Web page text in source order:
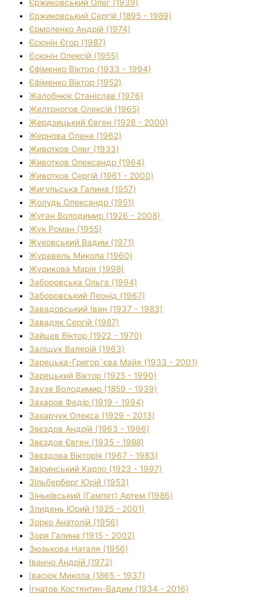
Єржиковський Олег (1939)
Єржиковський Сергій (1895 - 1989)
Єрмоленко Андрій (1974)
Єсюнін Єгор (1987)
Єсюнін Олексій (1955)
Єфіменко Віктор (1933 - 1994)
Єфіменко Віктор (1952)
Жалобнюк Станіслав (1976)
Желтоногов Олексій (1965)
Жердзицький Євген (1928 - 2000)
Жернова Олена (1962)
Животков Олег (1933)
Животков Олександр (1964)
Животков Сергій (1961 - 2000)
Жигульська Галина (1957)
Жолудь Олександр (1951)
Жуган Володимир (1926 - 2008)
Жук Роман (1955)
Жуковський Вадим (1971)
Журавель Микола (1960)
Журикова Марія (1998)
Заборовська Ольга (1994)
Заборовський Леонід (1967)
Завадовський Іван (1937 - 1983)
Завадяк Сергій (1987)
Зайцев Віктор (1922 - 1970)
Заліщук Валерій (1963)
Зарецька-Григор`єва Майя (1933 - 2001)
Зарецький Віктор (1925 - 1990)
Заузе Володимир (1859 - 1939)
Захаров Федір (1919 - 1994)
Захарчук Олекса (1929 - 2013)
Звєздов Андрій (1963 - 1996)
Звєздов Євген (1935 - 1988)
Звєздова Вікторія (1967 - 1983)
Звіринський Карло (1923 - 1997)
Зільберберг Юрій (1953)
Зіньківський (Гамлет) Артем (1986)
Злидень Юрий (1925 - 2001)
Зорко Анатолій (1956)
Зоря Галина (1915 - 2002)
Зюзькова Наталя (1956)
Іванчо Андрій (1972)
Івасюк Микола (1865 - 1937)
Ігнатов Костянтин-Вадим (1934 - 2016)